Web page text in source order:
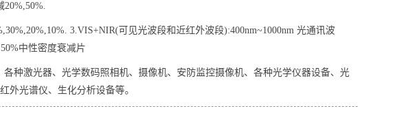
20%,50%.
3.VIS+NIR(可见光波段和近红外波段):400nm~1000nm 光通讯波
中性密度衰减片
种激光器、光学数码照相机、摄像机、安防监控摄像机、各种光学仪器设备、光
外光谱仪、生化分析设备等。